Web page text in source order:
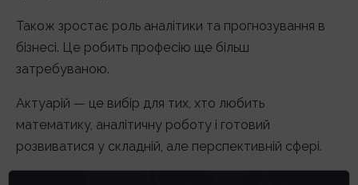
Також зростає роль аналітики та прогнозування в
бізнесі. Це робить професію ще більш
затребуваною.
Актуарій — це вибір для тих, хто любить
математику, аналітичну роботу і готовий
розвиватися у складній, але перспективній сфері.